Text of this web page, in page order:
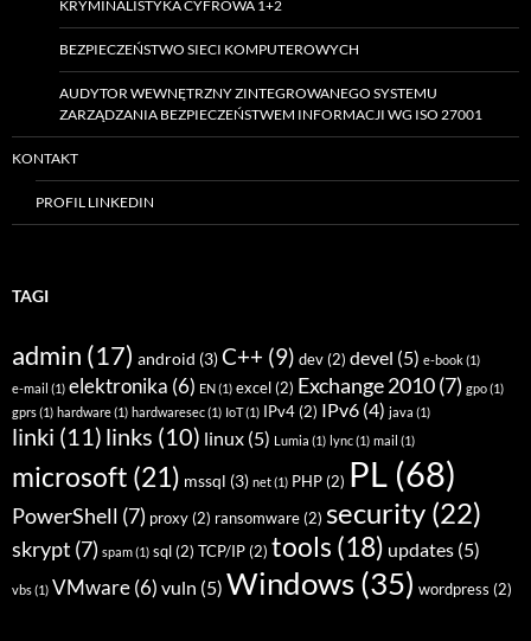
KRYMINALISTYKA CYFROWA 1+2
BEZPIECZEŃSTWO SIECI KOMPUTEROWYCH
AUDYTOR WEWNĘTRZNY ZINTEGROWANEGO SYSTEMU
ZARZĄDZANIA BEZPIECZEŃSTWEM INFORMACJI WG ISO 27001
KONTAKT
PROFIL LINKEDIN
TAGI
admin (17) android (3)C++ (9) dev(2) devel (5) e-book(1)
e-mail (1) elektronika (6) EN(1) excel(2) Exchange 2010(7) gpo(1)
gprs(1) hardware(1) hardwaresec(1) IoT(1) IPv4(2) IPv6 (4) java (1)
linki (11) links (10) linux (5) Lumia (1) lync(1) mail (1)
microsoft (21) mssql (3) net(1) PHP(2) PL (68)
PowerShell (7) proxy(2) ransomware(2) security (22)
skrypt (7) spam(1) sql(2) TCP/IP(2) tools (18) updates (5)
vbs(1) VMware(6) vuln (5) Windows(35) wordpress (2)